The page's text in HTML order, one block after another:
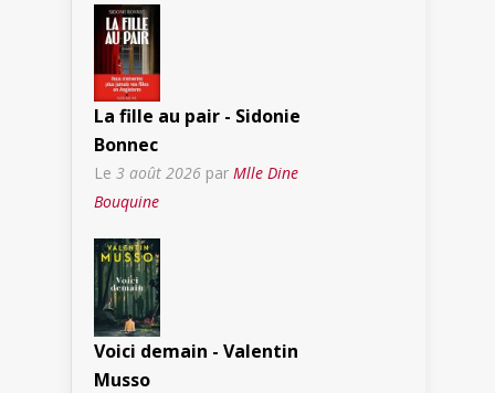
La fille au pair - Sidonie
Bonnec
Le 3 août 2026 par Mlle Dine
Bouquine
Voici demain - Valentin
Musso